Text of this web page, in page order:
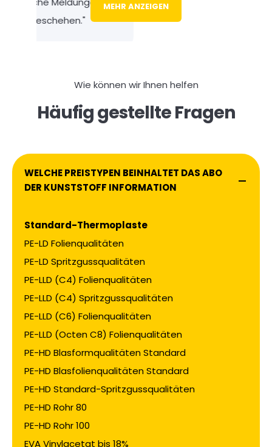
MEHR ANZEIGEN
Wie können wir Ihnen helfen
Häufig gestellte Fragen
WELCHE PREISTYPEN BEINHALTET DAS ABO
DER KUNSTSTOFF INFORMATION
Standard-Thermoplaste
PE-LD Folienqualitäten
PE-LD Spritzgussqualitäten
PE-LLD (C4) Folienqualitäten
PE-LLD (C4) Spritzgussqualitäten
PE-LLD (C6) Folienqualitäten
PE-LLD (Octen C8) Folienqualitäten
PE-HD Blasformqualitäten Standard
PE-HD Blasfolienqualitäten Standard
PE-HD Standard-Spritzgussqualitäten
PE-HD Rohr 80
PE-HD Rohr 100
EVA Vinylacetat bis 18%